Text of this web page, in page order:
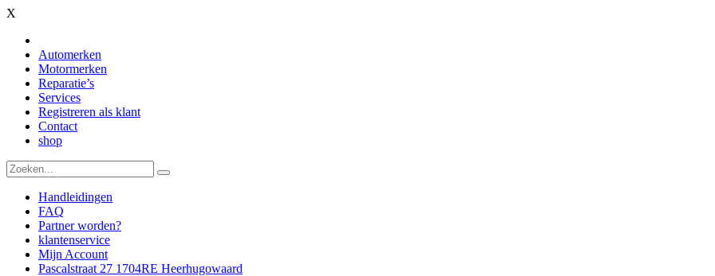
X
Automerken
Motormerken
Reparatie’s
Services
Registreren als klant
Contact
shop
Handleidingen
FAQ
Partner worden?
klantenservice
Mijn Account
Pascalstraat 27 1704RE Heerhugowaard